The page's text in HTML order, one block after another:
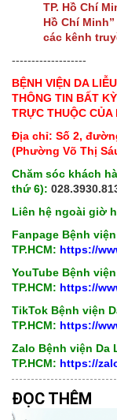
TP. Hồ Chí
Hồ Chí
các kênh
-------------------
BỆNH VIỆN DA
THÔNG TIN BẤT
TRỰC THUỘC
Địa chỉ: Số 2,
(Phường Võ Thị
Chăm sóc khách
thứ 6):
Liên hệ ngoài giờ
Fanpage Bệnh
TP.HCM: https://
YouTube Bệnh
TP.HCM: https://
TikTok Bệnh viện
TP.HCM: https://
Zalo Bệnh viện Da
TP.HCM: https://
ĐỌC THÊM